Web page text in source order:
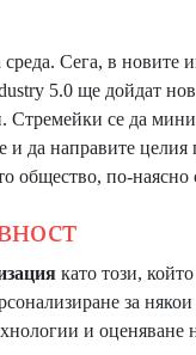
Сега, в новите
5.0 ще дойдат
се да
и да направите
общество, по-
като този,
за
и оценяване